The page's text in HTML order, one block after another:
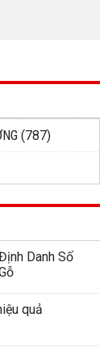
(787)
Danh Số
quả